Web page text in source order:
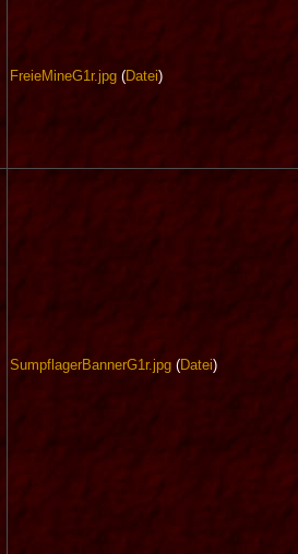
FreieMineG1r.jpg(Datei)
SumpflagerBannerG1r.jpg(Datei)